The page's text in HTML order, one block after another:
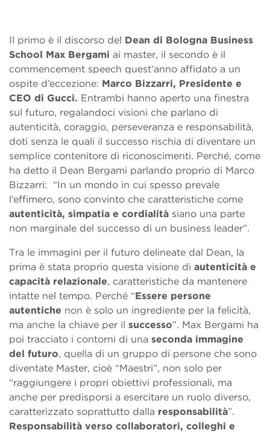
Il primo è il discorso del Dean di Bologna Business
School Max Bergami ai master, il secondo è il
commencement speech quest’anno affidato a un
ospite d’eccezione: Marco Bizzarri, Presidente e
CEO di Gucci. Entrambi hanno aperto una finestra
sul futuro, regalandoci visioni che parlano di
autenticità, coraggio, perseveranza e responsabilità,
doti senza le quali il successo rischia di diventare un
semplice contenitore di riconoscimenti. Perché, come
ha detto il Dean Bergami parlando proprio di Marco
Bizzarri: “In un mondo in cui spesso prevale
l’effimero, sono convinto che caratteristiche come
autenticità, simpatia e cordialità siano una parte
non marginale del successo di un business leader”.
Tra le immagini per il futuro delineate dal Dean, la
prima è stata proprio questa visione di autenticità e
capacità relazionale, caratteristiche da mantenere
intatte nel tempo. Perché “Essere persone
autentiche non è solo un ingrediente per la felicità,
ma anche la chiave per il successo”. Max Bergami ha
poi tracciato i contorni di una seconda immagine
del futuro, quella di un gruppo di persone che sono
diventate Master, cioè “Maestri”, non solo per
“raggiungere i propri obiettivi professionali, ma
anche per predisporsi a esercitare un ruolo diverso,
caratterizzato soprattutto dalla responsabilità”.
Responsabilità verso collaboratori, colleghi e